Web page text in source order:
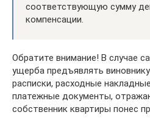
соответствующую сумму
компенсации.
Обратите внимание! В случае
ущерба предъявлять
расписки, расходные
платежные документы,
собственник квартиры понес